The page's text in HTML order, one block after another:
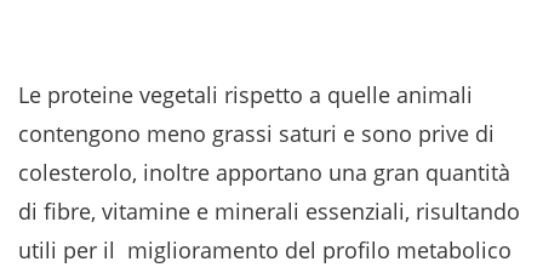
Le proteine vegetali rispetto a quelle animali
contengono meno grassi saturi e sono prive di
colesterolo, inoltre apportano una gran quantità
di fibre, vitamine e minerali essenziali, risultando
utili per il miglioramento del profilo metabolico